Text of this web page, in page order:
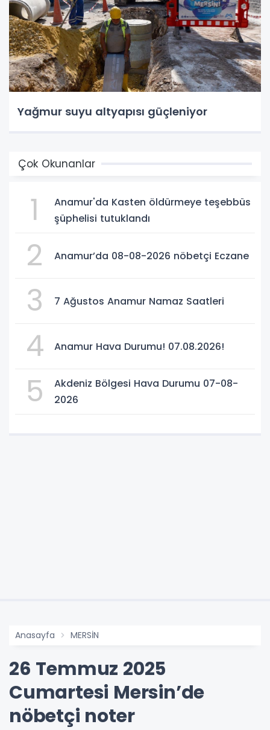
Yağmur suyu altyapısı güçleniyor
Çok Okunanlar
1
Anamur'da Kasten öldürmeye teşebbüs
şüphelisi tutuklandı
2 Anamur’da 08-08-2026 nöbetçi Eczane
3 7 Ağustos Anamur Namaz Saatleri
4 Anamur Hava Durumu! 07.08.2026!
5
Akdeniz Bölgesi Hava Durumu 07-08-
2026
Anasayfa MERSİN
26 Temmuz 2025
Cumartesi Mersin’de
nöbetçi noter